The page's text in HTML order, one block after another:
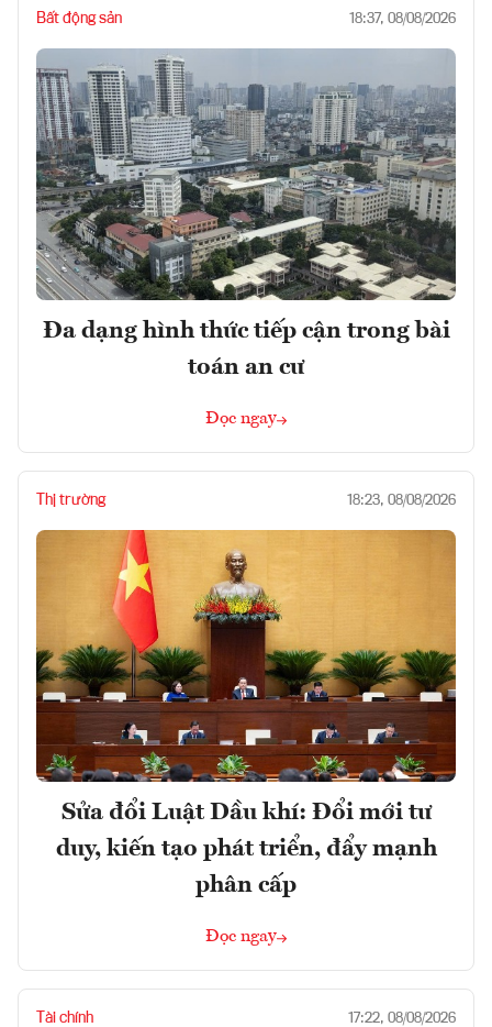
Bất động sản 18:37, 08/08/2026
Đa dạng hình thức tiếp cận trong bài
toán an cư
Đọc ngay
Thị trường 18:23, 08/08/2026
Sửa đổi Luật Dầu khí: Đổi mới tư
duy, kiến tạo phát triển, đẩy mạnh
phân cấp
Đọc ngay
Tài chính 17:22, 08/08/2026